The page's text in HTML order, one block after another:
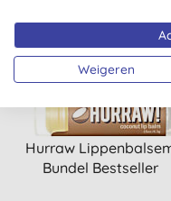
Hurraw
Bundel Bestseller
Weigeren